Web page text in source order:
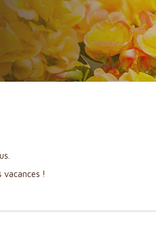
vacances !